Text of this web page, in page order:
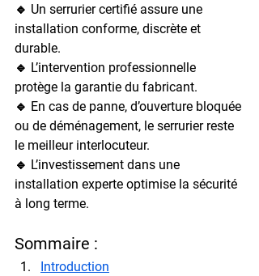
🔹 Un serrurier certifié assure une
installation conforme, discrète et
durable.
🔹 L’intervention professionnelle
protège la garantie du fabricant.
🔹 En cas de panne, d’ouverture bloquée
ou de déménagement, le serrurier reste
le meilleur interlocuteur.
🔹 L’investissement dans une
installation experte optimise la sécurité
à long terme.
Sommaire :
Introduction